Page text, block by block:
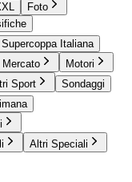
Foto
Supercoppa Italiana
Mercato
Motori
Sport
Sondaggi
Altri Speciali